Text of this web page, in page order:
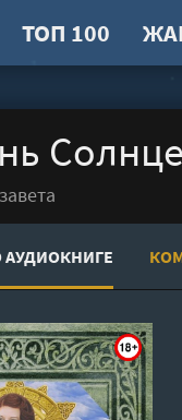
ТОП 100